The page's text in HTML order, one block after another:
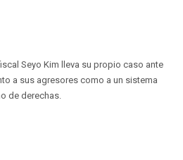
Seyo Kim lleva su propio caso ante
a sus agresores como a un sistema
de derechas.